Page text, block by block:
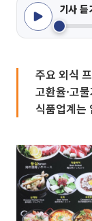
기사 듣
주요 외식
고환율·고
식품업계는